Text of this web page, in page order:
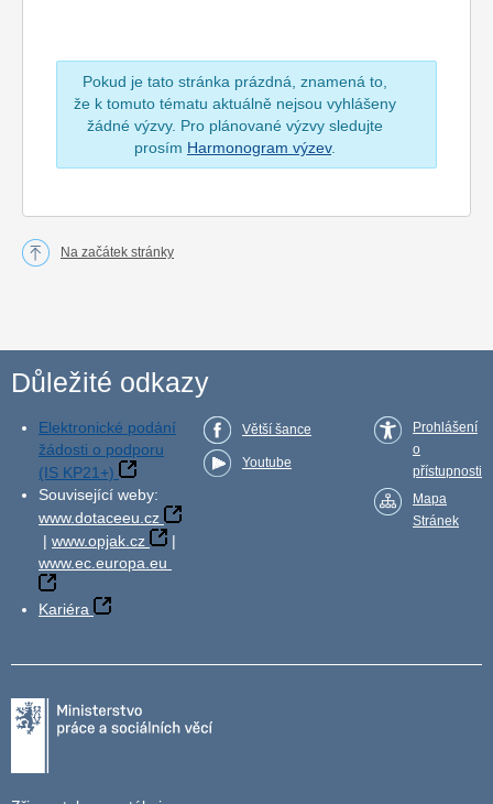
Pokud je tato stránka prázdná, znamená to,
že k tomuto tématu aktuálně nejsou vyhlášeny
žádné výzvy. Pro plánované výzvy sledujte
prosím Harmonogram výzev.
Na začátek stránky
Důležité odkazy
Elektronické podání
žádosti o podporu
(IS KP21+)
Související weby:
www.dotaceeu.cz
| www.opjak.cz
|
www.ec.europa.eu
Kariéra
Větší šance
Youtube
Prohlášení
o
přístupnosti
Mapa
Stránek